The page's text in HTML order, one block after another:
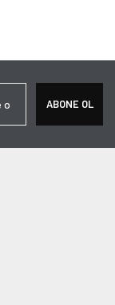
ABONE OL